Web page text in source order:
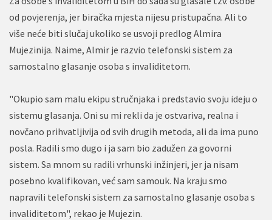
od povjerenja, jer biračka mjesta nijesu pristupačna. Ali to
više neće biti slučaj ukoliko se usvoji predlog Almira
Mujezinija. Naime, Almir je razvio telefonski sistem za
samostalno glasanje osoba s invaliditetom.
"Okupio sam malu ekipu stručnjaka i predstavio svoju ideju o
sistemu glasanja. Oni su mi rekli da je ostvariva, realna i
novčano prihvatljivija od svih drugih metoda, ali da ima puno
posla. Radili smo dugo i ja sam bio zadužen za govorni
sistem. Sa mnom su radili vrhunski inžinjeri, jer ja nisam
posebno kvalifikovan, već sam samouk. Na kraju smo
napravili telefonski sistem za samostalno glasanje osoba s
invaliditetom", rekao je Mujezin.